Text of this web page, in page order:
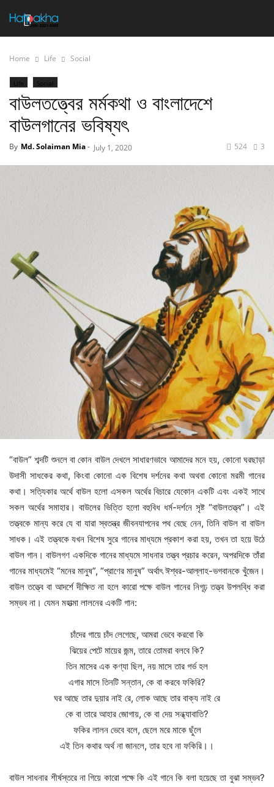
Home Life Social
Life Social
বাউলতত্ত্বের মর্মকথা ও বাংলাদেশে
বাউলগানের ভবিষ্যৎ
By Md. Solaiman Mia- July 1, 2020 3
524
“বাউল” শব্দটি ‍শুনলে বা কোন বাউল দেখলে সাধারণভাবে আমাদের মনে হয়, কোনো ঘরছাড়া
উদাসী সাধকের কথা, কিংবা কোনো এক বিশেষ দর্শনের কথা অথবা কোনো মরমী গানের
কথা। সত্যিকার অর্থে বাউল হলো এসকল অর্থের বিচারে যেকোন একটি এবং একই সাথে
সকল অর্থের সমাহার। বাউলের ভিত্তি হলো বহুবিধ ধর্ম-দর্শনে সৃষ্ট “বাউলতত্ত্ব”। এই
তত্ত্বকে মান্য করে যে বা যারা স্বতন্ত্র জীবনযাপনের পথ বেছে নেন, তিনি বাউল বা বাউল
সাধক। এই তত্ত্বকে যখন বিশেষ সুরে গানের মাধ্যমে প্রকাশ করা হয়, তখন তা হয়ে উঠে
বাউল গান। বাউলগণ একদিকে গানের মাধ্যমে সাধনার তত্ত্ব প্রচার করেন, অপরদিকে তাঁরা
গানের মাধ্যমেই “মনের মানুষ”, “প্রাণের মানুষ” অর্থাৎ ঈশ্বর-আল্লাহ-ভগবানকে খুঁজেন।
বাউল তত্ত্বে বা আদর্শে দীক্ষিত না হলে কারো পক্ষে বাউল গানের নিগূঢ় তত্ত্ব উপলব্ধি করা
সম্ভব না। যেমন মহাত্মা লালনের একটি গান:
চাঁদের গায়ে চাঁদ লেগেছে, আমরা ভেবে করবো কি
ঝিয়ের পেটে মায়ের জন্ম, তারে তোমরা বলবে কি?
তিন মাসের এক কণ্যা ছিল, নয় মাসে তার গর্ভ হল
এগার মাসে তিনটি সন্তান, কে বা করবে ফকিরি?
ঘর আছে তার দুয়ার নাই রে, লোক আছে তার বাক্য নাই রে
কে বা তারে আহার জোগায়, কে বা দেয় সন্ধ্যাবাতি?
ফকির লালন ভেবে বলে, ছেলে মরে মাকে ছুঁলে
এই তিন কথার অর্থ না জানলে, তার হবে না ফকিরি।।
বাউল সাধনার শীর্ষস্তরে না গিয়ে কারো পক্ষে কি এই গানে কি বলা হয়েছে তা বুঝা সম্ভব?